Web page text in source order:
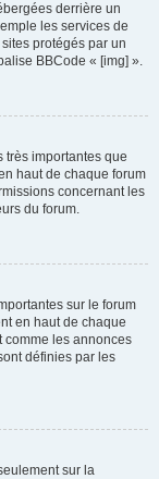
derrière un
les services de
protégés par un
BBCode « [img] ».
très importantes que
haut de chaque forum
concernant les
du forum.
sur le forum
en haut de chaque
comme les annonces
définies par les
sur la